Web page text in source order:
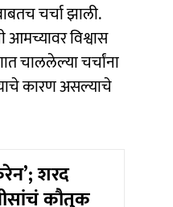
चर्चा झाली.
आमच्यावर विश्वास
चाललेल्या चर्चांना
कारण असल्याचे
शरद
कौतुक